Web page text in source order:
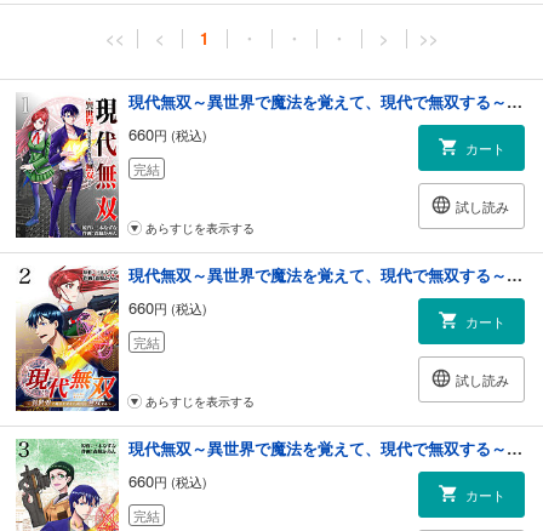
<< < 1 ・ ・ ・ > >>
現代無双～異世界で魔法を覚えて、現代で無双する～（合本版） 1巻
660円 (税込)
完結
カート
試し読み
あらすじを表示する
現代無双～異世界で魔法を覚えて、現代で無双する～（合本版） 2巻
660円 (税込)
完結
カート
試し読み
あらすじを表示する
現代無双～異世界で魔法を覚えて、現代で無双する～（合本版） 3巻
660円 (税込)
完結
カート